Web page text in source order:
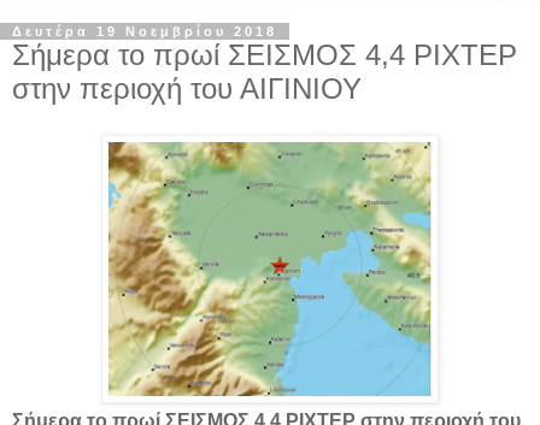
Δευτέρα 19 Νοεμβρίου 2018
Σήμερα το πρωί ΣΕΙΣΜΟΣ 4,4 ΡΙΧΤΕΡ
στην περιοχή του ΑΙΓΙΝΙΟΥ
Σήμερα το πρωί ΣΕΙΣΜΟΣ 4,4 ΡΙΧΤΕΡ στην περιοχή του